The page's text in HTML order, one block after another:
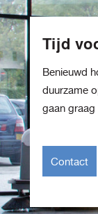
Tijd
Benieuwd
duurzame
gaan graag
Contact